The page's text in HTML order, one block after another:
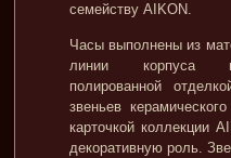
семейству AIKON.
Часы выполнены из
линии корпуса
полированной
звеньев
карточкой коллекции
декоративную роль.